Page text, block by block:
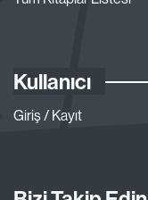
Kullanıcı
Giriş / Kayıt